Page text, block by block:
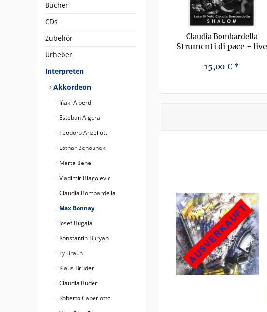
Bücher
CDs
Zubehör
Urheber
Interpreten
Akkordeon
Iñaki Alberdi
Esteban Algora
Teodoro Anzellotti
Lothar Behounek
Marta Bene
Vladimir Blagojevic
Claudia Bombardella
Max Bonnay
Josef Bugala
Konstantin Buryan
Ly Braun
Klaus Bruder
Claudia Buder
Roberto Caberlotto
Claudia Bombardella
Strumenti di pace - live
15,00 € *